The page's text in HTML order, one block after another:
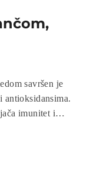
savršen je
antioksidansima.
imunitet i